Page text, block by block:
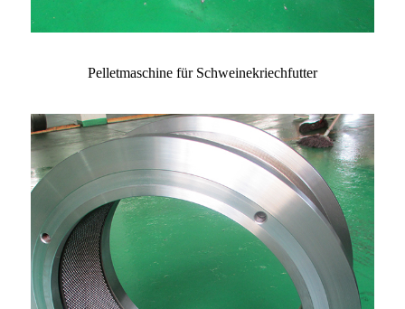
Pelletmaschine für Schweinekriechfutter